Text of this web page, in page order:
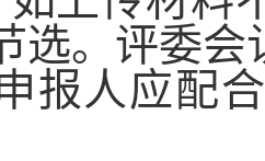
选。评委
报人应配